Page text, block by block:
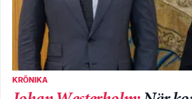
KRÖNIKA